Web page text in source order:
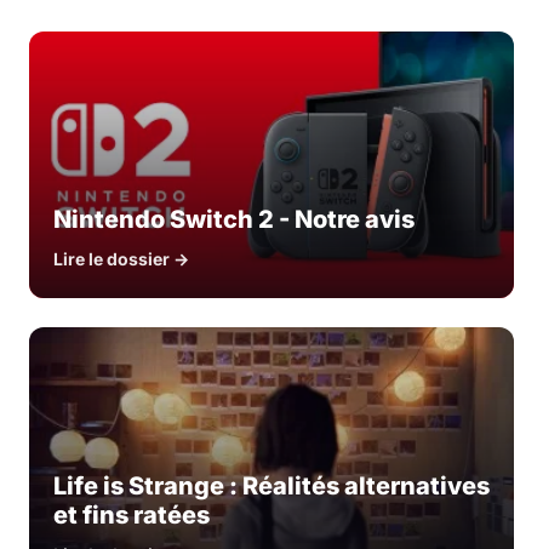
Nintendo Switch 2 - Notre avis
Lire le dossier →
Life is Strange : Réalités alternatives
et fins ratées